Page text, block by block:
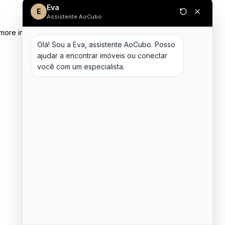
information)
E Eva
Assistente AoCubo
Olá! Sou a Eva, assistente AoCubo. Posso
ajudar a encontrar imóveis ou conectar
você com um especialista.